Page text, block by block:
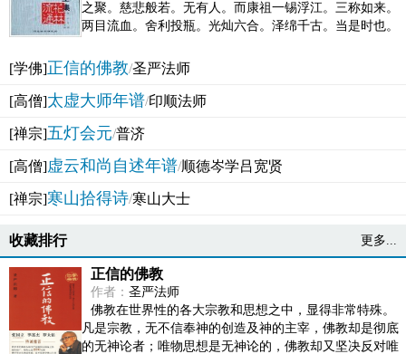
之聚。慈悲般若。无有人。而康祖一锡浮江。三称如来。
两目流血。舍利投瓶。光灿六合。泽绵千古。当是时也。
[学佛]正信的佛教/圣严法师
[高僧]太虚大师年谱/印顺法师
[禅宗]五灯会元/普济
[高僧]虚云和尚自述年谱/顺德岑学吕宽贤
[禅宗]寒山拾得诗/寒山大士
收藏排行 更多...
正信的佛教
作者： 圣严法师
佛教在世界性的各大宗教和思想之中，显得非常特殊。
凡是宗教，无不信奉神的创造及神的主宰，佛教却是彻底
的无神论者；唯物思想是无神论的，佛教却又坚决反对唯